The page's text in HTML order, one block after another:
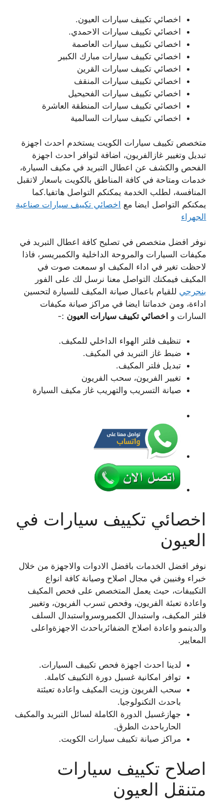
اخصائي تكييف سيارات العيون.
اخصائي تكييف سيارات الاحمدي.
اخصائي تكييف سيارات العاصمة
اخصائي تكييف سيارات مبارك الكبير
اخصائي تكييف سيارات القرين
اخصائي تكييف سيارات المنقف
اخصائي تكييف سيارات الفحيحيل
اخصائي تكييف سيارات المنطقة العاشرة
اخصائي تكييف سيارات السالمية
متخصص تكييف سيارات الكويت يستخدم احدث اجهزة
تبديل وتغيير غازالفريون، اضافة لتوافر احدث اجهزة
الفحص والكشف عن اعطال التبريد في مكيف السيارة،
خدمات ومتاحة في كافة المناطق بالكويت باسعار لاتقبل
المنافسة، لطلب الخدمة يمكنكم التواصل هاتفيا.كما
يمكنكم التواصل ايضا مع اخصائي تكييف سيارات صناعية
الجهراء
نوفر افضل متخصص في تصليح كافة اعطال التبريد في
مكيفات السيارات والمروحة الداخلية والكمبريسر، فاذا
لاحظت تغير في اداء المكيف او سمعت صوت في
المكيف فيمكنك التواصل معنا نرسل لك على الفور
بنجرجي للقيام باعمال صيانة المكيف للسيارة لتحسين
اداءة، ومن خدماتنا ايضا في مراكز صيانة مكيفات
السارات و اخصائي تكييف سيارات العيون :-
تنظيف فلتر الهواء الداخلي للمكيف.
ضبط غاز التبريد في المكيف.
تبديل فلتر المكيف.
تغيير الفريون، سحب الفريون
صيانة التسريب والتهريب غاز مكيف السيارة
اخصائي تكييف سيارات في
العيون
نوفر افضل الخدمات بافضل الادوات والاجهزة من خلال
خبراء وفنيين في مجال اصلاح وصيانة كافة انواع
التكييفات، حيث يعمل المتخصص على فحص المكيف
واعادة تعبئة الفريون، وفحص تسرب الفريون، وتغيير
فلتر المكيف، واستبدال الكمبروسرواستبدال السلف
والدينمو واعادة اصلاح الضفائرباحدث الاجهزةواعلى
المعايير.
لدينا احدث اجهزة فحص تكييف السيارات.
توافر امكانية غسيل دورة التكييف كاملة.
سحب الفريون وزيت المكيف واعادة تعبئتة
باحدث التكنولوجيا.
جهازغسيل الدورة الكاملة لسائل التبريد والمكيف
الحارباحدث الطرق.
مراكز صيانة تكييف سيارات الكويت.
اصلاح تكييف سيارات
متنقل العيون